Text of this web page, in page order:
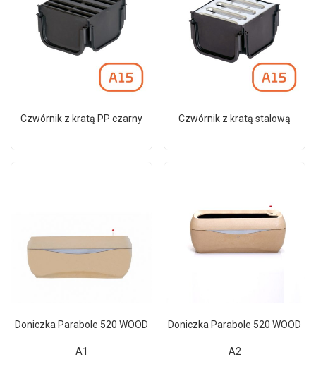
Czwórnik z kratą PP czarny Czwórnik z kratą stalową
Doniczka Parabole 520 WOOD
A1
Doniczka Parabole 520 WOOD
A2